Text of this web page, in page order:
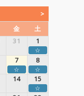
金
土
31 1
☆
7 8
☆ ☆
14 15
☆